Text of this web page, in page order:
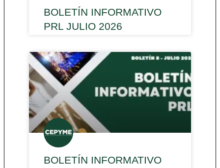
BOLETÍN INFORMATIVO
PRL JULIO 2026
BOLETÍN INFORMATIVO